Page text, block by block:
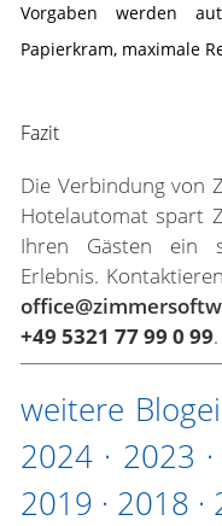
Vorgaben werden
Papierkram, maximale
Fazit
Die Verbindung von
Hotelautomat spart
Ihren Gästen ein
Erlebnis.
+49 5321 77 99 0 99.
weitere
2024 · 2023 ·
2019 · 2018 ·